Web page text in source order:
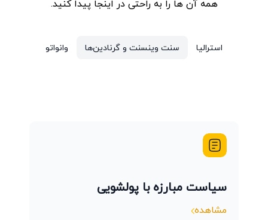
همه آن‌ ها را به‌ راحتی در اینجا پیدا کنید.
استرالیا سنت وینسنت و گرنادین‌ها وانواتو
سیاست مبارزه با پولشویی
مشاهده